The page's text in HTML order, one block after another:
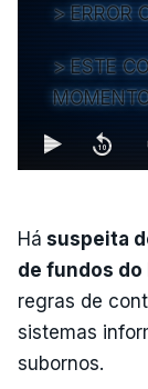
ERROR
ESTE
Há suspeita
de fundos do
regras de
sistemas
subornos.